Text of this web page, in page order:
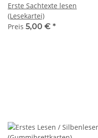
Erste Sachtexte lesen
(Lesekartei)
Preis 5,00 € *